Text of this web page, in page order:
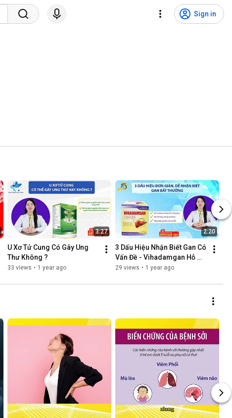
Sign in
3:27
U Xơ Tử Cung Có Gây Ung
Thư Không ?
33 views • 1 year ago
2:20
3 Dấu Hiệu Nhận Biết Gan Có
Vấn Đề - Vihadamgan Hỗ
Trợ Bảo Vệ Gan
29 views • 1 year ago